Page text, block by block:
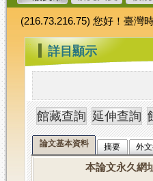
文
加
值
系
統
(216.73.216.75) 您好！臺灣
::: 詳目顯示
論文基本資料 摘要 外
本論文永久網